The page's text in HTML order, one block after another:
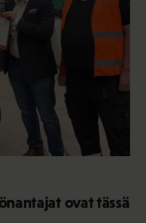
ovat tässä